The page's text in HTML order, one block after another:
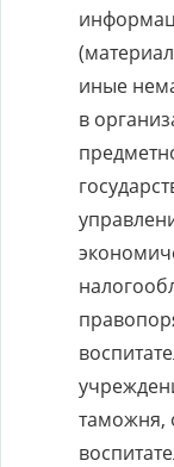
иные
в
таможня,